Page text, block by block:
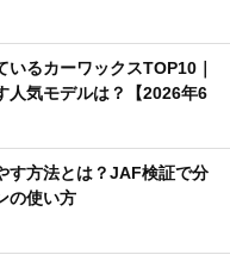
いるカーワックスTOP10｜
人気モデルは？【2026年6
す方法とは？JAF検証で分
の使い方